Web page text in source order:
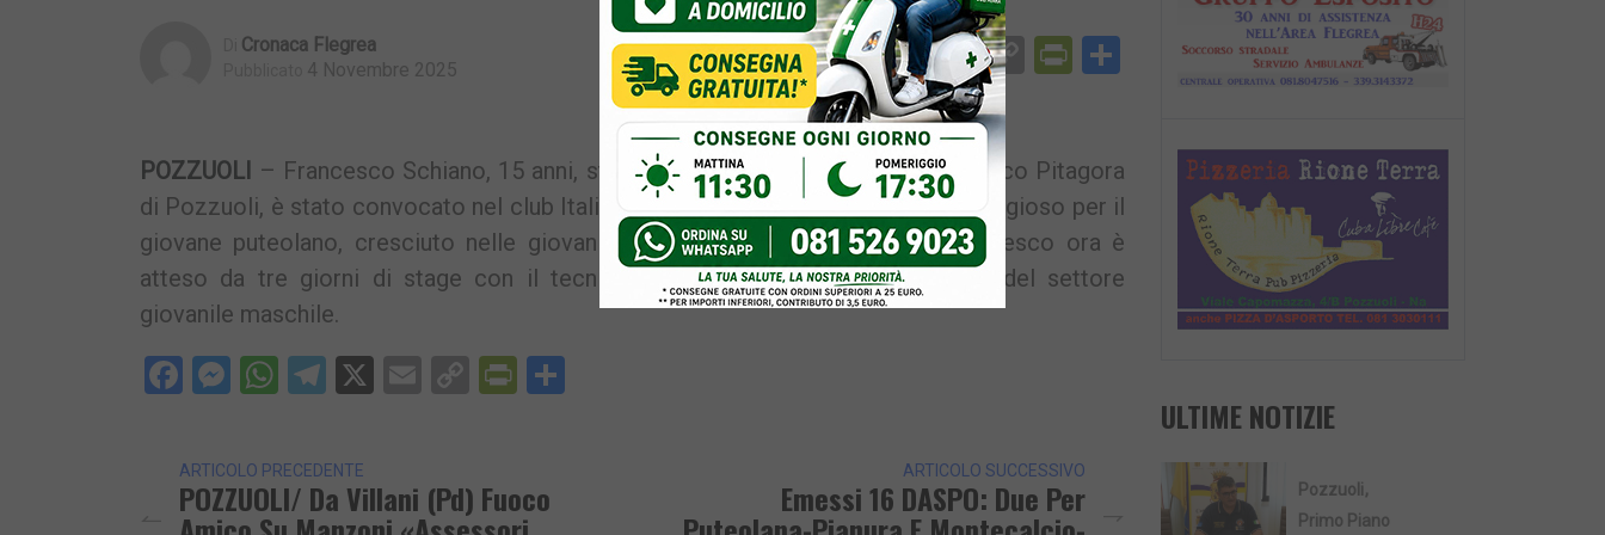
Cronaca Flegrea
4 Novembre 2025 Facebook
Messenger
WhatsApp
Telegram
X EmailCopyPrintFriendly
Condividi
POZZUOLI – Francesco Schiano, 15 anni, studente del Liceo Scientifico Biomedico Pitagora
di Pozzuoli, è stato convocato nel club Italia del Sud di Volley. Un traguardo prestigioso per il
giovane puteolano, cresciuto nelle giovanili dell’Elisa Volley Pomigliano. Francesco ora è
atteso da tre giorni di stage con il tecnico Fanizza, responsabile nazionale del settore
giovanile maschile.
Facebook
Messenger
WhatsApp
Telegram
X EmailCopyPrintFriendly
ARTICOLO PRECEDENTE
POZZUOLI/ Da Villani (Pd) Fuoco
ARTICOLO SUCCESSIVO
Emessi 16 DASPO: Due Per
ULTIME NOTIZIE
Pozzuoli
Primo Piano